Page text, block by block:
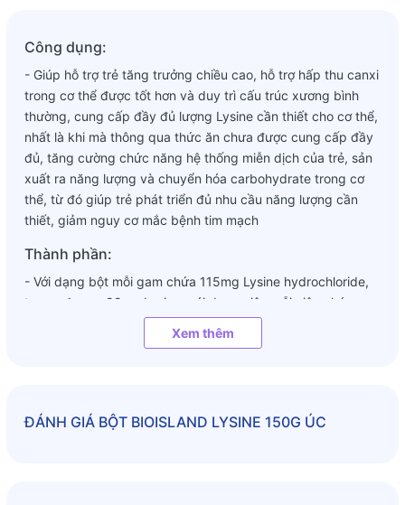
Công dụng:
- Giúp hỗ trợ trẻ tăng trưởng chiều cao, hỗ trợ hấp thu canxi
trong cơ thể được tốt hơn và duy trì cấu trúc xương bình
thường, cung cấp đầy đủ lượng Lysine cần thiết cho cơ thể,
nhất là khi mà thông qua thức ăn chưa được cung cấp đầy
đủ, tăng cường chức năng hệ thống miễn dịch của trẻ, sản
xuất ra năng lượng và chuyển hóa carbohydrate trong cơ
thể, từ đó giúp trẻ phát triển đủ nhu cầu năng lượng cần
thiết, giảm nguy cơ mắc bệnh tim mạch
Thành phần:
- Với dạng bột mỗi gam chứa 115mg Lysine hydrochloride,
tương đương 92mg Lysine; với dạng viên mỗi viên chứa
312.5mg Lysine hydrochloride, tương đương 250mg Lysine
trẻ có biểu hiện chậm lớn, trí tuệ kém phát triển; trẻ có dấu
Xem thêm
ĐÁNH GIÁ BỘT BIOISLAND LYSINE 150G ÚC